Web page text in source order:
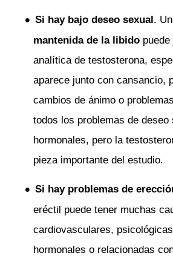
Si hay bajo deseo sexual.
mantenida de la libido
analítica de testosterona,
aparece junto con cansancio,
cambios de ánimo o
todos los problemas de deseo
hormonales, pero la
pieza importante del estudio.
Si hay problemas de
eréctil puede tener muchas
cardiovasculares,
hormonales o relacionadas